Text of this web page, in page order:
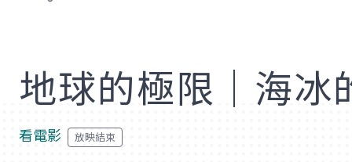
地球的極限｜海冰
看電影